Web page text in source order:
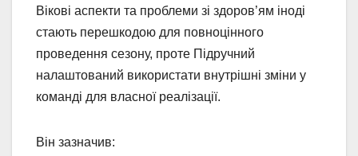
Вікові аспекти та проблеми зі здоров’ям іноді
стають перешкодою для повноцінного
проведення сезону, проте Підручний
налаштований використати внутрішні зміни у
команді для власної реалізації.
Він зазначив: